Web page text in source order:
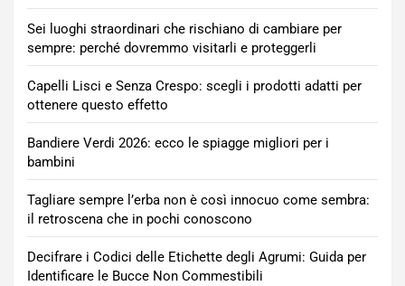
Sei luoghi straordinari che rischiano di cambiare per
sempre: perché dovremmo visitarli e proteggerli
Capelli Lisci e Senza Crespo: scegli i prodotti adatti per
ottenere questo effetto
Bandiere Verdi 2026: ecco le spiagge migliori per i
bambini
Tagliare sempre l’erba non è così innocuo come sembra:
il retroscena che in pochi conoscono
Decifrare i Codici delle Etichette degli Agrumi: Guida per
Identificare le Bucce Non Commestibili